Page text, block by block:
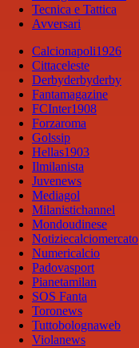
Tecnica e Tattica
Avversari
Calcionapoli1926
Cittaceleste
Derbyderbyderby
Fantamagazine
FCInter1908
Forzaroma
Golssip
Hellas1903
Ilmilanista
Juvenews
Mediagol
Milanistichannel
Mondoudinese
Notiziecalciomercato
Numericalcio
Padovasport
Pianetamilan
SOS Fanta
Toronews
Tuttobolognaweb
Violanews